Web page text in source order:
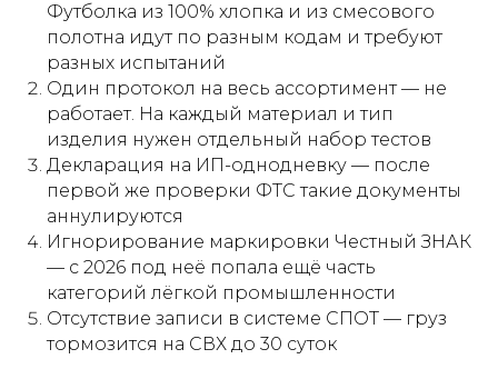
Футболка из 100% хлопка и из смесового
полотна идут по разным кодам и требуют
разных испытаний
Один протокол на весь ассортимент — не
работает. На каждый материал и тип
изделия нужен отдельный набор тестов
Декларация на ИП-однодневку — после
первой же проверки ФТС такие документы
аннулируются
Игнорирование маркировки Честный ЗНАК
— с 2026 под неё попала ещё часть
категорий лёгкой промышленности
Отсутствие записи в системе СПОТ — груз
тормозится на СВХ до 30 суток